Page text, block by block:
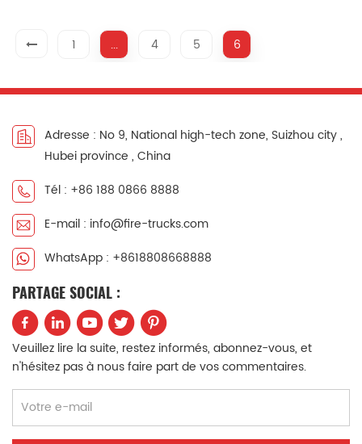
1 ... 4 5 6
Adresse : No 9, National high-tech zone, Suizhou city ,
Hubei province , China
Tél : +86 188 0866 8888
E-mail : info@fire-trucks.com
WhatsApp : +8618808668888
PARTAGE SOCIAL :
Veuillez lire la suite, restez informés, abonnez-vous, et
n'hésitez pas à nous faire part de vos commentaires.